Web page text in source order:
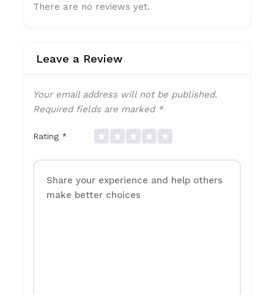
There are no reviews yet.
Leave a Review
Your email address will not be published.
Required fields are marked *
Rating *